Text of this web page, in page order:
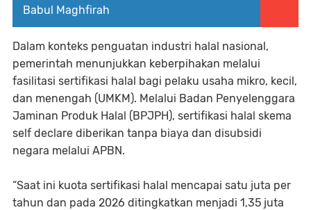
Babul Maghfirah
Dalam konteks penguatan industri halal nasional,
pemerintah menunjukkan keberpihakan melalui
fasilitasi sertifikasi halal bagi pelaku usaha mikro, kecil,
dan menengah (UMKM). Melalui Badan Penyelenggara
Jaminan Produk Halal (BPJPH), sertifikasi halal skema
self declare diberikan tanpa biaya dan disubsidi
negara melalui APBN.
“Saat ini kuota sertifikasi halal mencapai satu juta per
tahun dan pada 2026 ditingkatkan menjadi 1,35 juta